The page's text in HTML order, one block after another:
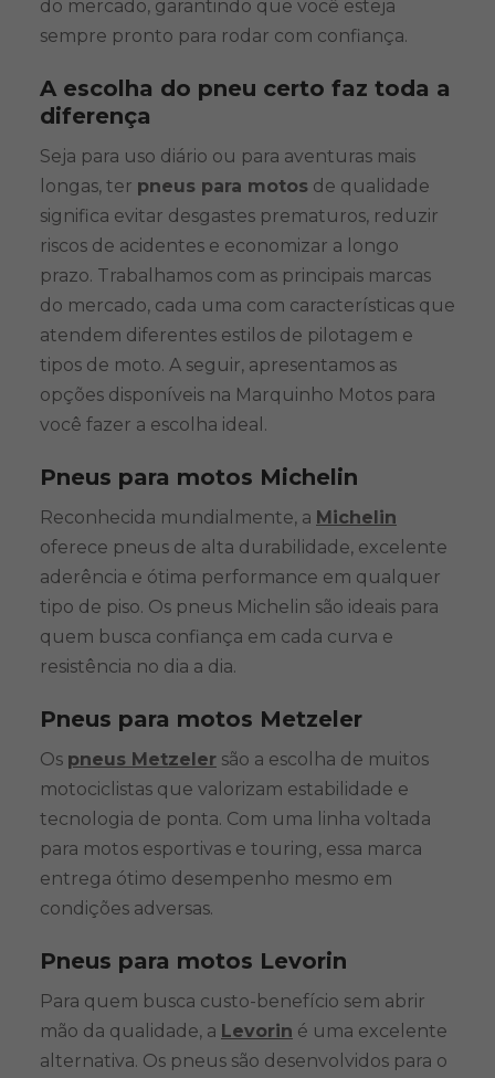
do mercado, garantindo que você esteja
sempre pronto para rodar com confiança.
A escolha do pneu certo faz toda a
diferença
Seja para uso diário ou para aventuras mais
longas, ter pneus para motos de qualidade
significa evitar desgastes prematuros, reduzir
riscos de acidentes e economizar a longo
prazo. Trabalhamos com as principais marcas
do mercado, cada uma com características que
atendem diferentes estilos de pilotagem e
tipos de moto. A seguir, apresentamos as
opções disponíveis na Marquinho Motos para
você fazer a escolha ideal.
Pneus para motos Michelin
Reconhecida mundialmente, a Michelin
oferece pneus de alta durabilidade, excelente
aderência e ótima performance em qualquer
tipo de piso. Os pneus Michelin são ideais para
quem busca confiança em cada curva e
resistência no dia a dia.
Pneus para motos Metzeler
Os pneus Metzeler são a escolha de muitos
motociclistas que valorizam estabilidade e
tecnologia de ponta. Com uma linha voltada
para motos esportivas e touring, essa marca
entrega ótimo desempenho mesmo em
condições adversas.
Pneus para motos Levorin
Para quem busca custo-benefício sem abrir
mão da qualidade, a Levorin é uma excelente
alternativa. Os pneus são desenvolvidos para o